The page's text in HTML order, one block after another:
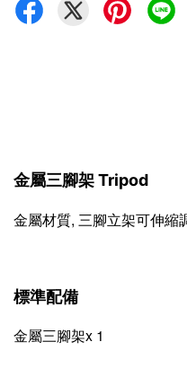
金屬三腳架 Tripod
金屬材質, 三腳立架可伸縮
標準配備
金屬三腳架x 1